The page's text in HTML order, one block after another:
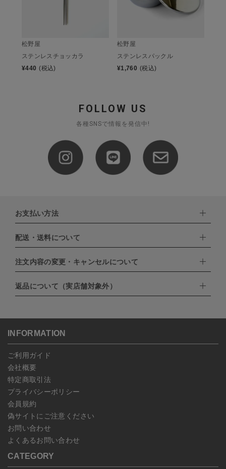
松野屋
ステンレスチョッカラ
¥440 (税込)
松野屋
ステンレスパックル
¥1,760 (税込)
FOLLOW US
各種SNSで情報を発信中!
お支払い方法
下記お支払い方法よりお選びいただけます。
・クレジットカード（VISA,mastercard,JCB,AMERICAN
EXPRESS,Diners Club）
・PayPay
・NP後払い
配送・送料について
配達業者：日本郵便
北海道：1,400円
沖縄：1,400円
注文内容の変更・キャンセルについて
ご注文日当日から翌日のAM9:00までにご連絡頂いた場合はキャン
セルは可能です。
ンセルしていただいた後、ご希望の商品のみ再度ご注文お願いしま
予約商品など一部キャンセルが出来ない場合がございます。あらか
じめご了承ください。
返品について（実店舗対象外）
こちらよりご依頼ください。
INFORMATION
ご利用ガイド
会社概要
特定商取引法
プライバシーポリシー
会員規約
偽サイトにご注意ください
お問い合わせ
よくあるお問い合わせ
CATEGORY